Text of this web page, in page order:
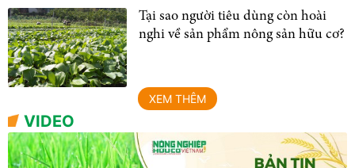
Tại sao người tiêu dùng còn hoài
nghi về sản phẩm nông sản hữu cơ?
XEM THÊM
VIDEO